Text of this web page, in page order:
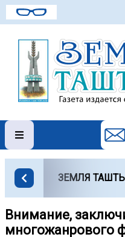
ЗЕМЛЯ
Внимание,
многожанрового